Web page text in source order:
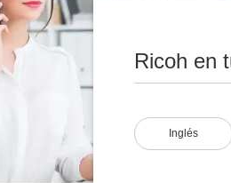
Ricoh en
Inglés